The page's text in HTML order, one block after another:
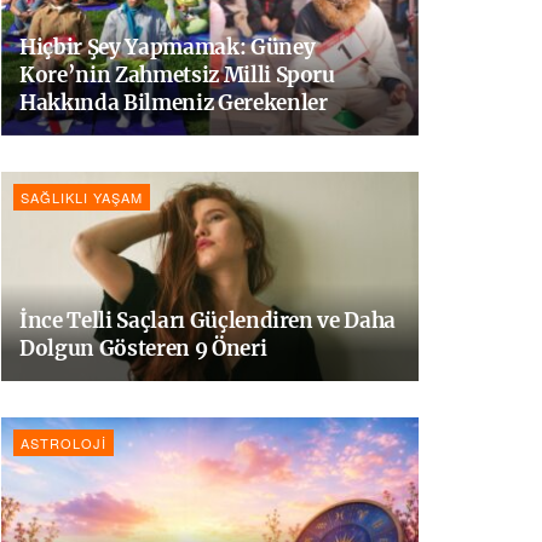
Hiçbir Şey Yapmamak: Güney
Kore’nin Zahmetsiz Milli Sporu
Hakkında Bilmeniz Gerekenler
SAĞLIKLI YAŞAM
İnce Telli Saçları Güçlendiren ve Daha
Dolgun Gösteren 9 Öneri
ASTROLOJI